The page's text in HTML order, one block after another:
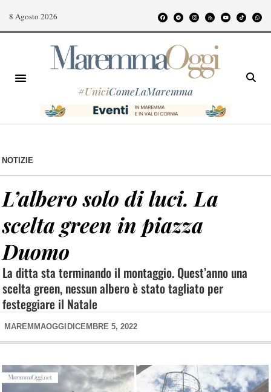
8 Agosto 2026
#UniciComeLaMaremma
NOTIZIE
L’albero solo di luci. La
scelta green in piazza
Duomo
La ditta sta terminando il montaggio. Quest’anno una
scelta green, nessun albero è stato tagliato per
festeggiare il Natale
MAREMMAOGGI DICEMBRE 5, 2022